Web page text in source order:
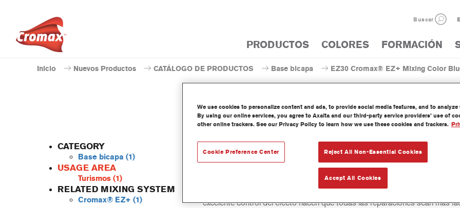
Buscar
PRODUCTOS COLORES FORMACIÓN
Inicio Nuevos Productos CATÁLOGO DE PRODUCTOS Base bicapa EZ30 Cromax® EZ+ Mixing Color
CATEGORY
Base bicapa (1)
USAGE AREA
Turismos (1)
RELATED MIXING SYSTEM
Cromax® EZ+ (1)
EZ30 Cromax® EZ+ Mixing
Una base bicapa fácil de utilizar, húmedo sobre húmedo, para un excelente
rendimiento de color, versatilidad y valor. Buena cubrición, fácil difuminado y
excelente control del efecto hacen que todas las reparaciones sean más
We use cookies to personalize content and ads, to provide social media features, and to
By using our online services, you agree to Axalta and our third-party service providers’ use of
other online trackers. See our Privacy Policy to learn how we use these cookies and trackers.
Reject All Non-Essential Cookies
Accept All Cookies
Cookie Preference Center